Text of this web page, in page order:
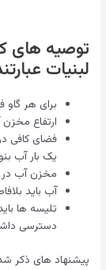
توصیه های
لبنیات
برای هر گاو فضای
ارتفاع مخزن آب بهینه
یک بار آب
مخزن آب در فاصله 50 فوتی تخته
آب باید
دسترسی
پیشنهاد های ذکر